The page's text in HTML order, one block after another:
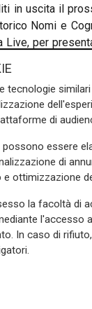
in uscita il
Nomi e
Live, per
e
piloti
l'amico di
al Bar Lino di
sceglie
seguendo il
che diventa
Settanta e
memoria di
le
capace di
tecnologie
di
essere
di
e ottimizzazione
la facoltà di
l'accesso
In caso di